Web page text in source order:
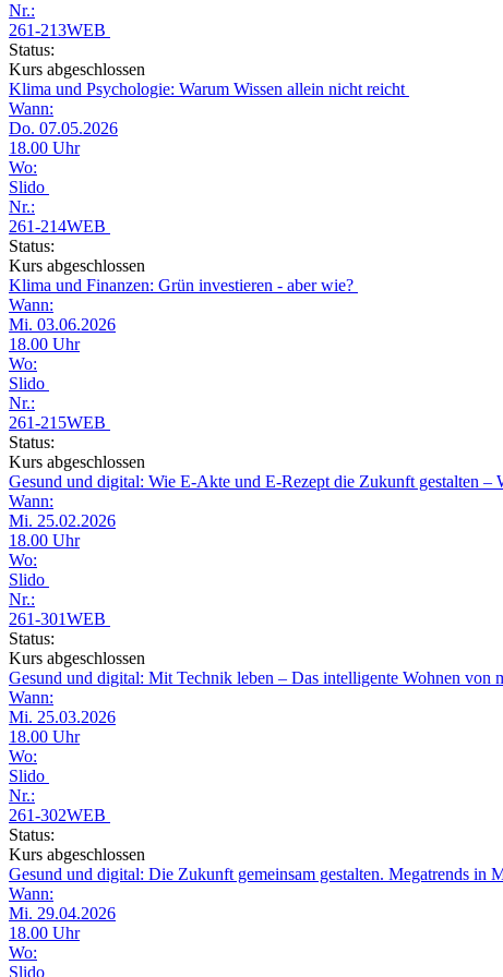
Nr.:
261-213WEB
Status:
Kurs abgeschlossen
Klima und Psychologie: Warum Wissen allein nicht reicht
Wann:
Do. 07.05.2026
18.00 Uhr
Wo:
Slido
Nr.:
261-214WEB
Status:
Kurs abgeschlossen
Klima und Finanzen: Grün investieren - aber wie?
Wann:
Mi. 03.06.2026
18.00 Uhr
Wo:
Slido
Nr.:
261-215WEB
Status:
Kurs abgeschlossen
Gesund und digital: Wie E-Akte und E-Rezept die Zukunft gestalten –
Wann:
Mi. 25.02.2026
18.00 Uhr
Wo:
Slido
Nr.:
261-301WEB
Status:
Kurs abgeschlossen
Gesund und digital: Mit Technik leben – Das intelligente Wohnen von
Wann:
Mi. 25.03.2026
18.00 Uhr
Wo:
Slido
Nr.:
261-302WEB
Status:
Kurs abgeschlossen
Gesund und digital: Die Zukunft gemeinsam gestalten. Megatrends in
Wann:
Mi. 29.04.2026
18.00 Uhr
Wo:
Slido